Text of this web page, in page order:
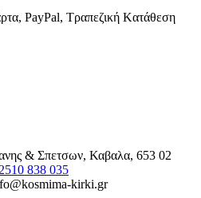
PayPal, Τραπεζική Kατάθεση
& Σπετσων, Καβαλα, 653 02
838 035
kirki.gr